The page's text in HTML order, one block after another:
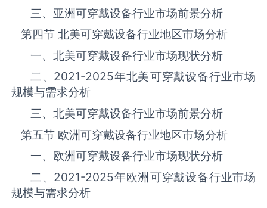
三、亚洲‌‌‌‌‌‌可穿戴设备‌‌‌‌‌‌‌‌‌‌‌‌‌‌‌‌‌‌行业市场前景分析
第四节 北美‌‌‌‌‌‌可穿戴设备‌‌‌‌‌‌‌‌‌‌‌‌‌‌‌‌‌‌行业地区市场分析
一、北美‌‌‌‌‌‌可穿戴设备‌‌‌‌‌‌‌‌‌‌‌‌‌‌‌‌‌‌行业市场现状分析
二、 2021-2025年北美‌‌‌‌‌‌可穿戴设备‌‌‌‌‌‌‌‌‌‌‌‌‌‌‌‌‌‌行业市场
规模与需求分析
三、北美‌‌‌‌‌‌可穿戴设备‌‌‌‌‌‌‌‌‌‌‌‌‌‌‌‌‌‌行业市场前景分析
第五节 欧洲‌‌‌‌‌‌可穿戴设备‌‌‌‌‌‌‌‌‌‌‌‌‌‌‌‌‌‌行业地区市场分析
一、欧洲‌‌‌‌‌‌可穿戴设备‌‌‌‌‌‌‌‌‌‌‌‌‌‌‌‌‌‌行业市场现状分析
二、 2021-2025年欧洲‌‌‌‌‌‌可穿戴设备‌‌‌‌‌‌‌‌‌‌‌‌‌‌‌‌‌‌行业市场
规模与需求分析